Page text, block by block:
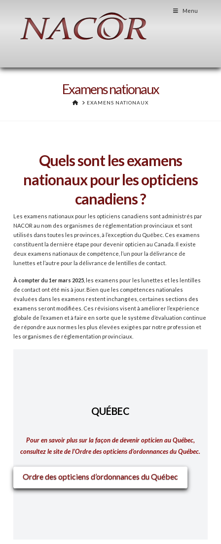
Menu
Examens nationaux
HOMEEXAMENS NATIONAUX
Quels sont les examens
nationaux pour les opticiens
canadiens ?
Les examens nationaux pour les opticiens canadiens sont administrés par
NACOR au nom des organismes de réglementation provinciaux et sont
utilisés dans toutes les provinces, à l’exception du Québec. Ces examens
constituent la dernière étape pour devenir opticien au Canada. Il existe
deux examens nationaux de compétence, l’un pour la délivrance de
lunettes et l’autre pour la délivrance de lentilles de contact.
À compter du 1er mars 2025, les examens pour les lunettes et les lentilles
de contact ont été mis à jour. Bien que les compétences nationales
évaluées dans les examens restent inchangées, certaines sections des
examens seront modifiées. Ces révisions visent à améliorer l’expérience
globale de l’examen et à faire en sorte que le système d’évaluation continue
de répondre aux normes les plus élevées exigées par notre profession et
les organismes de réglementation provinciaux.
QUÉBEC
Pour en savoir plus sur la façon de devenir opticien au Québec,
consultezle site de l’Ordre des opticiens d’ordonnances du Québec.
Ordre des opticiens d’ordonnances du Québec